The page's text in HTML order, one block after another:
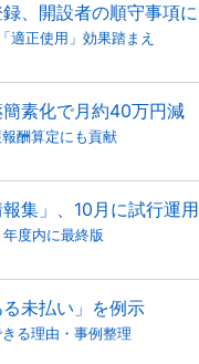
、開設者の順守事項に
適正使用」効果踏まえ
素化で月約40万円減
酬算定にも貢献
集」、10月に試行運用
度内に最終版
未払い」を例示
る理由・事例整理